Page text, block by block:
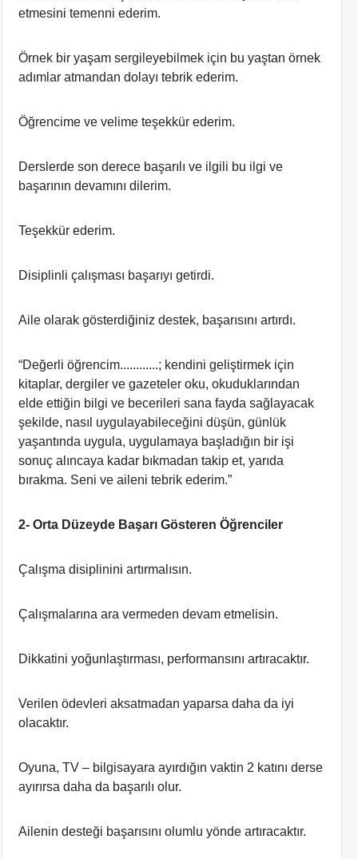
etmesini temenni ederim.
Örnek bir yaşam sergileyebilmek için bu yaştan örnek
adımlar atmandan dolayı tebrik ederim.
Öğrencime ve velime teşekkür ederim.
Derslerde son derece başarılı ve ilgili bu ilgi ve
başarının devamını dilerim.
Teşekkür ederim.
Disiplinli çalışması başarıyı getirdi.
Aile olarak gösterdiğiniz destek, başarısını artırdı.
“Değerli öğrencim............; kendini geliştirmek için
kitaplar, dergiler ve gazeteler oku, okuduklarından
elde ettiğin bilgi ve becerileri sana fayda sağlayacak
şekilde, nasıl uygulayabileceğini düşün, günlük
yaşantında uygula, uygulamaya başladığın bir işi
sonuç alıncaya kadar bıkmadan takip et, yarıda
bırakma. Seni ve aileni tebrik ederim.”
2- Orta Düzeyde Başarı Gösteren Öğrenciler
Çalışma disiplinini artırmalısın.
Çalışmalarına ara vermeden devam etmelisin.
Dikkatini yoğunlaştırması, performansını artıracaktır.
Verilen ödevleri aksatmadan yaparsa daha da iyi
olacaktır.
Oyuna, TV – bilgisayara ayırdığın vaktin 2 katını derse
ayırırsa daha da başarılı olur.
Ailenin desteği başarısını olumlu yönde artıracaktır.